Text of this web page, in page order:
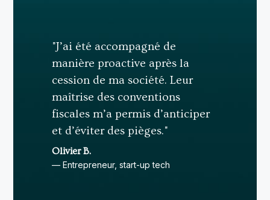
"J’ai été accompagné de
manière proactive après la
cession de ma société. Leur
maîtrise des conventions
fiscales m’a permis d’anticiper
et d’éviter des pièges."
Olivier B.
— Entrepreneur, start-up tech